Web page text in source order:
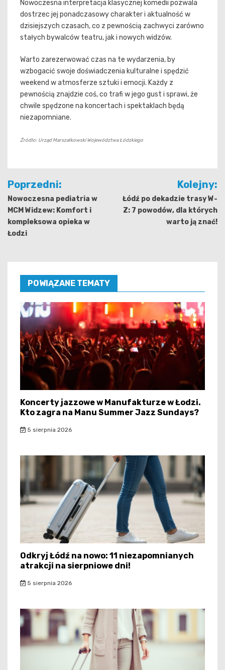
Nowoczesna interpretacja klasycznej komedii pozwala
dostrzec jej ponadczasowy charakter i aktualność w
dzisiejszych czasach, co z pewnością zachwyci zarówno
stałych bywalców teatru, jak i nowych widzów.
Warto zarezerwować czas na te wydarzenia, by
wzbogacić swoje doświadczenia kulturalne i spędzić
weekend w atmosferze sztuki i emocji. Każdy z
pewnością znajdzie coś, co trafi w jego gust i sprawi, że
chwile spędzone na koncertach i spektaklach będą
niezapomniane.
Źródło: Urząd Marszałkowski Województwa Łódzkiego
Nawigacja
wpisu
Poprzedni:
Nowoczesna pediatria w
MCM Widzew: Komfort i
kompleksowa opieka w
Łodzi
Kolejny:
Łódź po dekadzie trasy W-
Z: 7 powodów, dla których
warto ją znać!
POWIĄZANE TEMATY
Koncerty jazzowe w Manufakturze w Łodzi.
Kto zagra na Manu Summer Jazz Sundays?
5 sierpnia 2026
Odkryj Łódź na nowo: 11 niezapomnianych
atrakcji na sierpniowe dni!
5 sierpnia 2026